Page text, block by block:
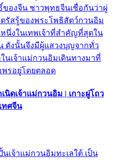
องจีน ชาวพุทธจีนเชื่อกันว่าผู่
รัสรู้ของพระโพธิสัตว์กวนอิม
นึ่งในเทพเจ้าที่สำคัญที่สุดใน
ดังนั้นจึงมีผู้แสวงบุญจากทั่ว
นเจ้าแม่กวนอิมเดินทางมาที่
พรอยู่โดยตลอด
ดเจ้าแม่กวนอิม | เกาะผู่โถว
ทศจีน
เจ้าแม่กวนอิมทะเลใต้ เป็น